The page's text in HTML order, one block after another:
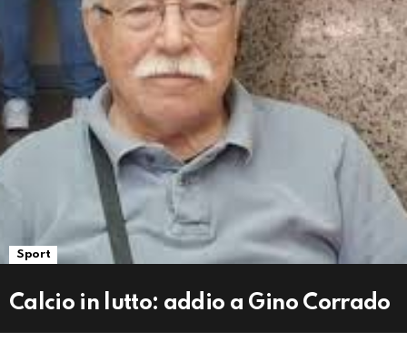
Sport
Calcio in lutto: addio a Gino Corrado